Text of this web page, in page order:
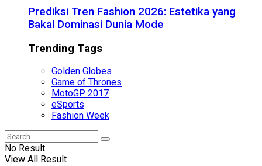
Prediksi Tren Fashion 2026: Estetika yang
Bakal Dominasi Dunia Mode
Trending Tags
Golden Globes
Game of Thrones
MotoGP 2017
eSports
Fashion Week
No Result
View All Result